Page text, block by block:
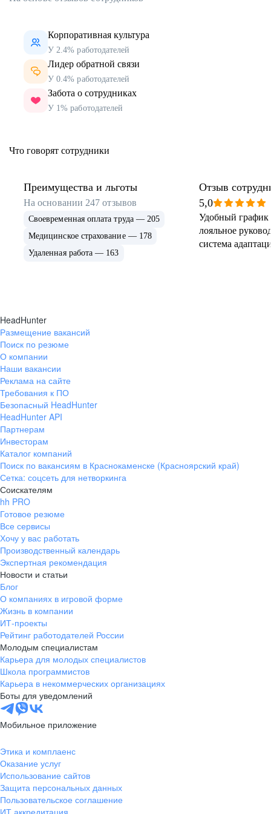
Корпоративная культура
У 2.4% работодателей
Лидер обратной связи
У 0.4% работодателей
Забота о сотрудниках
У 1% работодателей
Что говорят сотрудники
Преимущества и льготы
На основании 247 отзывов
Своевременная оплата труда — 205
Медицинское страхование — 178
Удаленная работа — 163
Отзыв
5,0
Удобный график
лояльное
система
HeadHunter
Размещение вакансий
Поиск по резюме
О компании
Наши вакансии
Реклама на сайте
Требования к ПО
Безопасный HeadHunter
HeadHunter API
Партнерам
Инвесторам
Каталог компаний
Поиск по вакансиям в Краснокаменске (Красноярский край)
Сетка: соцсеть для нетворкинга
Соискателям
hh PRO
Готовое резюме
Все сервисы
Хочу у вас работать
Производственный календарь
Экспертная рекомендация
Новости и статьи
Блог
О компаниях в игровой форме
Жизнь в компании
ИТ-проекты
Рейтинг работодателей России
Молодым специалистам
Карьера для молодых специалистов
Школа программистов
Карьера в некоммерческих организациях
Боты для уведомлений
Мобильное приложение
Этика и комплаенс
Оказание услуг
Использование сайтов
Защита персональных данных
Пользовательское соглашение